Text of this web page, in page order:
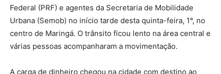
Federal (PRF) e agentes da Secretaria de Mobilidade
Urbana (Semob) no início tarde desta quinta-feira, 1°, no
centro de Maringá. O trânsito ficou lento na área central e
várias pessoas acompanharam a movimentação.
A carga de dinheiro chegou na cidade com destino ao